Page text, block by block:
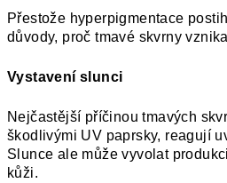
Přestože hyperpigmentace
důvody, proč tmavé skvrny
Vystavení slunci
Nejčastější příčinou tmavých
škodlivými UV paprsky, reagují
Slunce ale může vyvolat
kůži.